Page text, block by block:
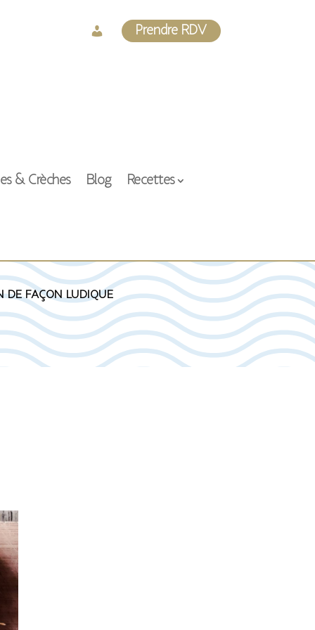
Log
Prendre RDV
& Crèches Blog Recettes
de façon ludique